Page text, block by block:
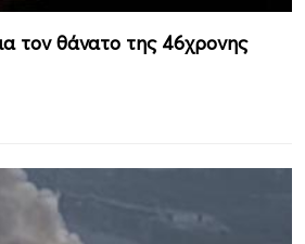
τον θάνατο της 46χρονης